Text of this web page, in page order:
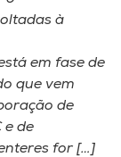
à
em fase de
que vem
de
e de
for […]